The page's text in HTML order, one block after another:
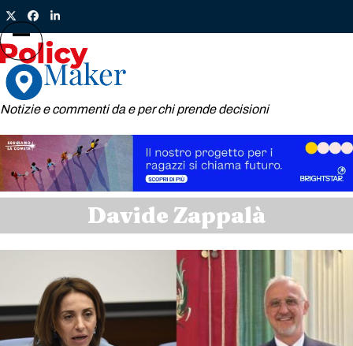
Skip
to
content
TwitterFacebook
LinkedIn
Notizie e commenti da e per chi prende decisioni
Open
mobile
menu
Close
mobile
menu
Davide Zappalà